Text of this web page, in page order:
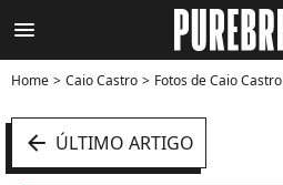
menu
Home Caio Castro Fotos de Caio Castro
arrow_left ÚLTIMO ARTIGO